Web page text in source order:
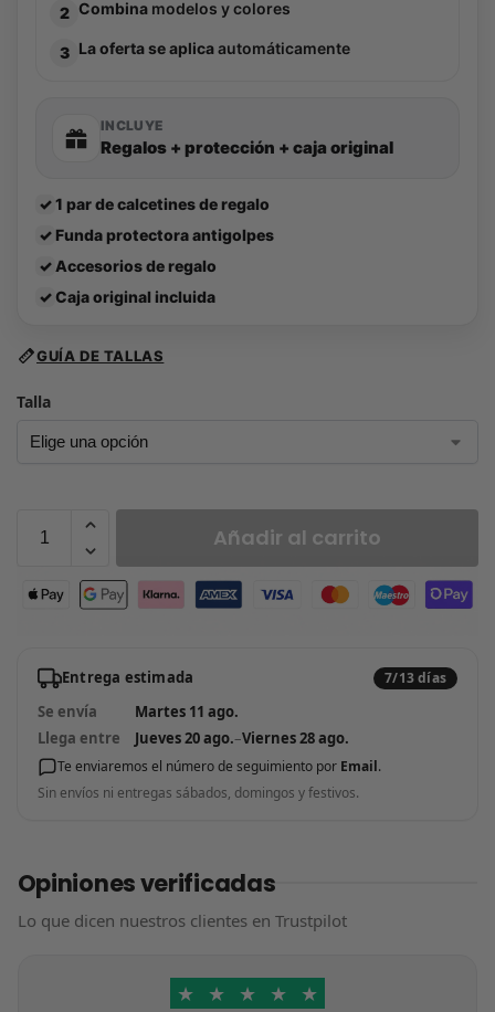
2 Combina modelos y colores
3 La oferta se aplicaautomáticamente
INCLUYE
Regalos + protección + caja original
✓1 par de calcetines de regalo
✓ Funda protectora antigolpes
✓ Accesorios de regalo
✓Caja original incluida
GUÍA DE TALLAS
Talla
Añadir al carrito
Entrega estimada 7/13 días
Se envía
Martes 11 ago.
Llega entre
Jueves 20 ago.–Viernes 28 ago.
Te enviaremos el número de seguimiento por Email.
Sin envíos ni entregas sábados, domingos y festivos.
Opiniones verificadas
Lo que dicen nuestros clientes en Trustpilot
★ ★ ★ ★ ★